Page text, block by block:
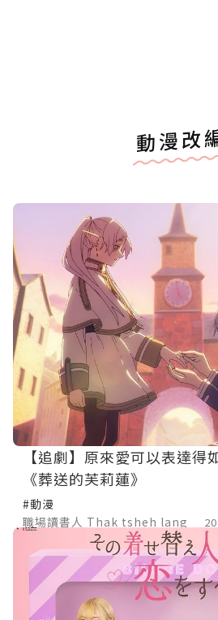
動漫改
【追劇】原來愛可以表達
《葬送的芙莉蓮》
#動漫
職場讀書人 Thak tsheh lang